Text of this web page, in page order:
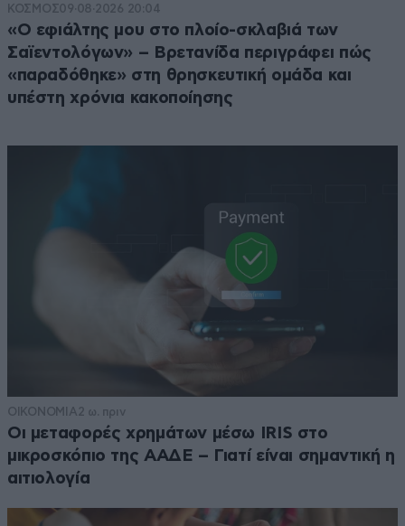
ΚΟΣΜΟΣ09·08·2026 20:04
«Ο εφιάλτης μου στο πλοίο-σκλαβιά των
Σαϊεντολόγων» – Βρετανίδα περιγράφει πώς
«παραδόθηκε» στη θρησκευτική ομάδα και
υπέστη χρόνια κακοποίησης
ΟΙΚΟΝΟΜΙΑ2 ω. πριν
Οι μεταφορές χρημάτων μέσω IRIS στο
μικροσκόπιο της ΑΑΔΕ – Γιατί είναι σημαντική η
αιτιολογία